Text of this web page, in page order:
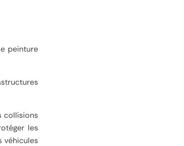
peinture
collisions
les
véhicules